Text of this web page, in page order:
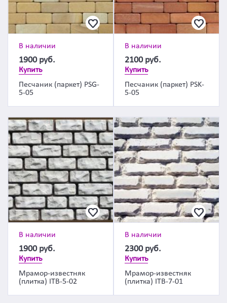
В наличии
1900 руб.
Купить
Песчаник (паркет) PSG-
5-05
В наличии
2100 руб.
Купить
Песчаник (паркет) PSK-
5-05
В наличии
1900 руб.
Купить
Мрамор-известняк
(плитка) ITB-5-02
В наличии
2300 руб.
Купить
Мрамор-известняк
(плитка) ITB-7-01